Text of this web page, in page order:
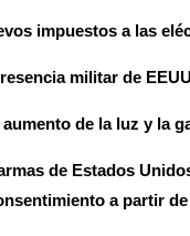
impuestos a las
militar de
de la luz y la
de Estados
a partir